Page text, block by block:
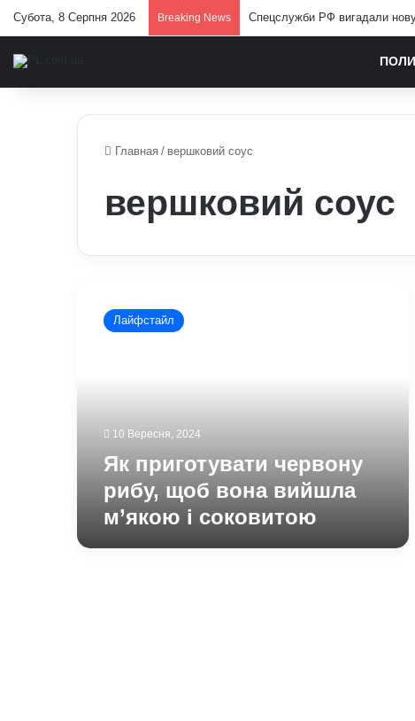
Субота, 8 Серпня 2026 Breaking News Спецслужби РФ вигадали нову
Главная / вершковий соус
вершковий соус
приготувати
червону
соковитою
Лайфстайл
10 Вересня, 2024
Як приготувати червону
рибу, щоб вона вийшла
м’якою і соковитою